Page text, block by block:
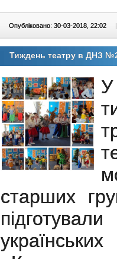
Опубліковано: 30-03-2018, 22:02 |
Тиждень театру в ДНЗ
старших